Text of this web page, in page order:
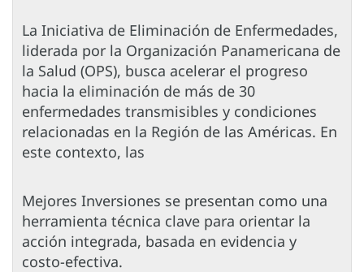
La Iniciativa de Eliminación de Enfermedades,
liderada por la Organización Panamericana de
la Salud (OPS), busca acelerar el progreso
hacia la eliminación de más de 30
enfermedades transmisibles y condiciones
relacionadas en la Región de las Américas. En
este contexto, las
Mejores Inversiones se presentan como una
herramienta técnica clave para orientar la
acción integrada, basada en evidencia y
costo-efectiva.